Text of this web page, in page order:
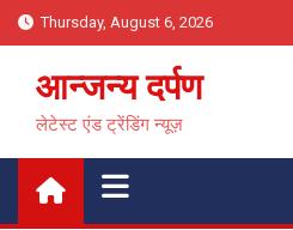
Skip
to
content
Thursday, August 6, 2026
आन्जन्य दर्पण
लेटेस्ट एंड ट्रेंडिंग न्यूज़